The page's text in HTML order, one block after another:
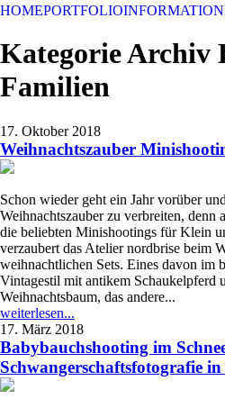
HOMEPORTFOLIO
Kategorie Archiv
Familien
17. Oktober 2018
Weihnachtszauber
Schon wieder geht ein Jahr vorüber
Weihnachtszauber zu verbreiten, denn
die beliebten Minishootings für Klein
verzaubert das Atelier nordbrise beim
weihnachtlichen Sets. Eines davon im
Vintagestil mit antikem Schaukelpferd
Weihnachtsbaum, das andere...
weiterlesen...
17. März 2018
Babybauchshooting im
Schwangerschaftsfotografie in